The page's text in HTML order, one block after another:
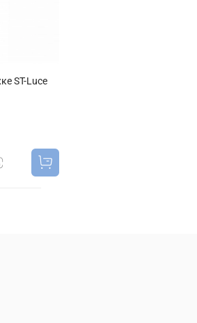
ST-Luce